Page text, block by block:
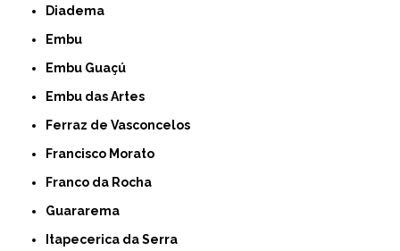
Diadema
Embu
Embu Guaçú
Embu das Artes
Ferraz de Vasconcelos
Francisco Morato
Franco da Rocha
Guararema
Itapecerica da Serra